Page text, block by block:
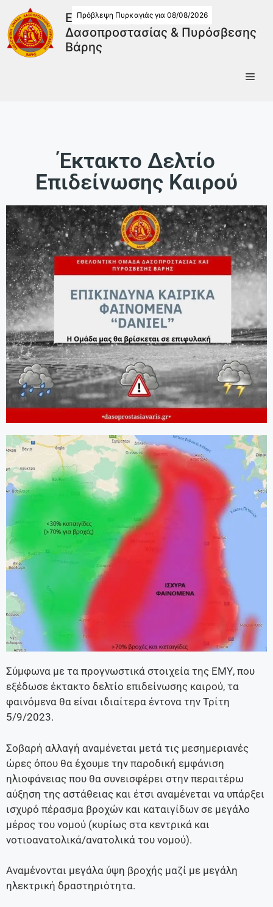
Εθελοντική Ομάδα
Δασοπροστασίας & Πυρόσβεσης
Βάρης
Πρόβλεψη Πυρκαγιάς για 08/08/2026
Έκτακτο Δελτίο
Επιδείνωσης Καιρού
Σύμφωνα με τα προγνωστικά στοιχεία της ΕΜΥ, που
εξέδωσε έκτακτο δελτίο επιδείνωσης καιρού, τα
φαινόμενα θα είναι ιδιαίτερα έντονα την Τρίτη
5/9/2023.
Σοβαρή αλλαγή αναμένεται μετά τις μεσημεριανές
ώρες όπου θα έχουμε την παροδική εμφάνιση
ηλιοφάνειας που θα συνεισφέρει στην περαιτέρω
αύξηση της αστάθειας και έτσι αναμένεται να υπάρξει
ισχυρό πέρασμα βροχών και καταιγίδων σε μεγάλο
μέρος του νομού (κυρίως στα κεντρικά και
νοτιοανατολικά/ανατολικά του νομού).
Aναμένονται μεγάλα ύψη βροχής μαζί με μεγάλη
ηλεκτρική δραστηριότητα.